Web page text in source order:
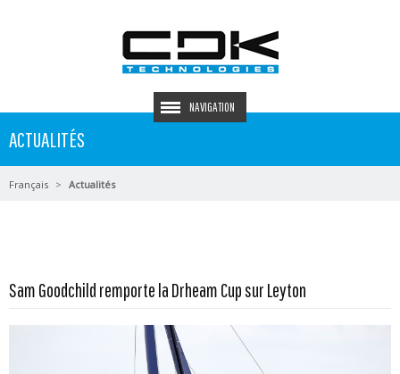
NAVIGATION
ACTUALITÉS
Français Actualités
Sam Goodchild remporte la Drheam Cup sur Leyton